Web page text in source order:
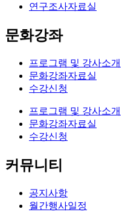
연구조사자료실
문화강좌
프로그램 및 강사소개
문화강좌자료실
수강신청
프로그램 및 강사소개
문화강좌자료실
수강신청
커뮤니티
공지사항
월간행사일정